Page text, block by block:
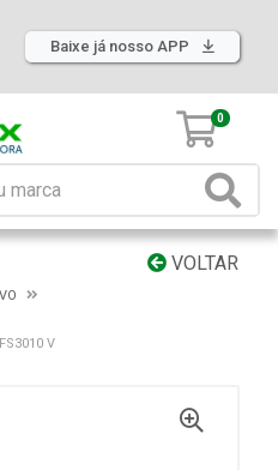
Baixe já nosso APP
0
VOLTAR
V